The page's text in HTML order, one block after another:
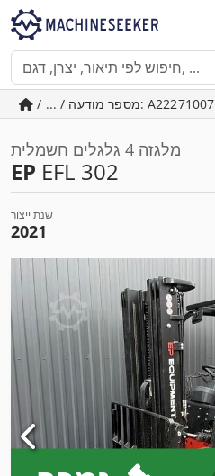
/ ... / מספר מודעה: A22271007
מלגזה 4 גלגלים חשמלית
EP EFL 302
שנת ייצור
2021